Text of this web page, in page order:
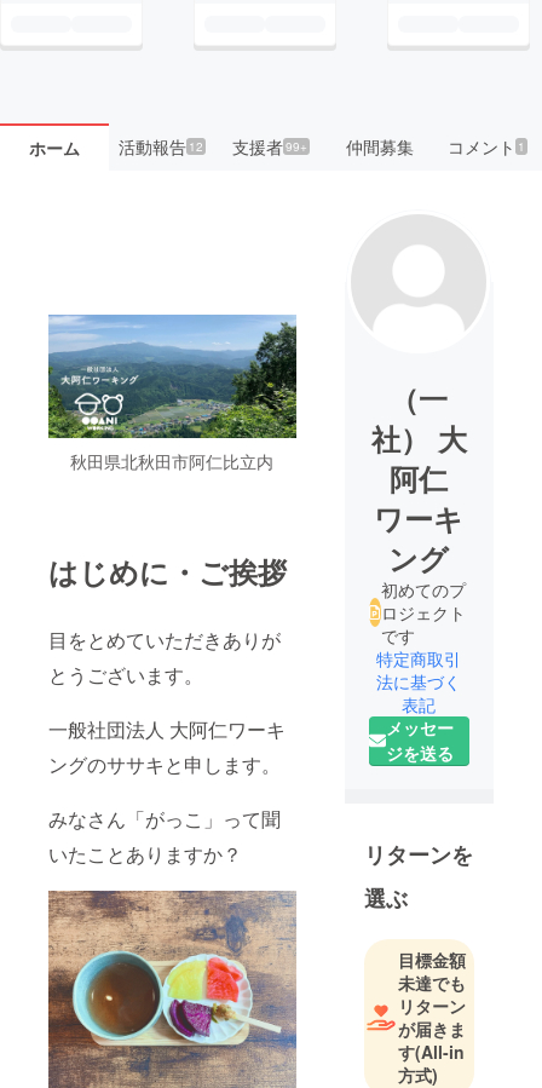
ホーム 活動報告12 支援者99+ 仲間募集 コメント 1
秋田県北秋田市阿仁比立内
はじめに・ご挨拶
目をとめていただきありが
とうございます。
一般社団法人 大阿仁ワーキ
ングのササキと申します。
みなさん「がっこ」って聞
いたことありますか？
（一
社） 大
阿仁
ワーキ
ング
初めてのプ
ロジェクト
です
特定商取引
法に基づく
表記
メッセー
ジを送る
リターンを
選ぶ
目標金額
未達でも
リターン
が届きま
す(All-in
方式)